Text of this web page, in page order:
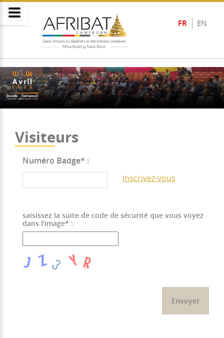
FR EN
Visiteurs
Numéro Badge* :
inscrivez-vous
saisissez la suite de code de sécurité que vous voyez
dans l’image* :